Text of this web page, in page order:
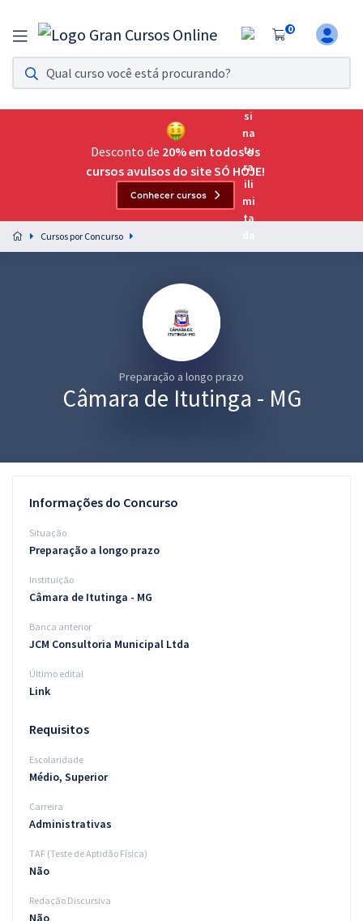
0
Assinatura Ilimitada 11
Acesso a todos os cursos. Teste grátis por 7 dias!
Assinatura OAB Até Passar
Acesso ilimitado a toda preparação para o Exame da
Preparação completa e intensiva para as principais
residências em saúde do Brasil
Graduação
Questões grátis
Blog
Aprovados
Atendimento
Desconto de 20% em todos os
cursos avulsos do site SÓ HOJE!
Conhecer cursos
Cursos por Concurso
Preparação a longo prazo
Câmara de Itutinga - MG
Informações do Concurso
Situação
Preparação a longo prazo
Instituição
Câmara de Itutinga - MG
Banca anterior
JCM Consultoria Municipal Ltda
Último edital
Link
Requisitos
Escolaridade
Médio, Superior
Carreira
Administrativas
TAF (Teste de Aptidão Física)
Não
Redação Discursiva
Não